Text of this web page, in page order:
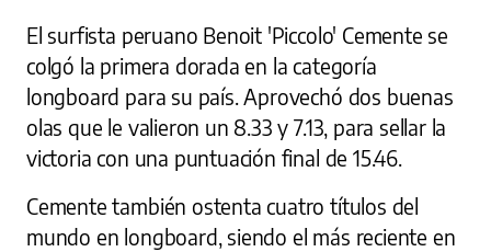
El surfista peruano Benoit 'Piccolo' Cemente se
colgó la primera dorada en la categoría
longboard para su país. Aprovechó dos buenas
olas que le valieron un 8.33 y 7.13, para sellar la
victoria con una puntuación final de 15.46.
Cemente también ostenta cuatro títulos del
mundo en longboard, siendo el más reciente en